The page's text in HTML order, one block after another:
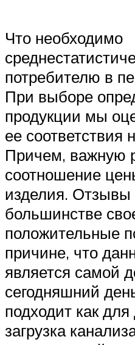
Что необходимо
потребителю в
При выборе
продукции мы
ее
Причем, важную
соотношение
изделия. Отзывы
большинстве
положительные
причине, что
является самой
сегодняшний
подходит как для
загрузка